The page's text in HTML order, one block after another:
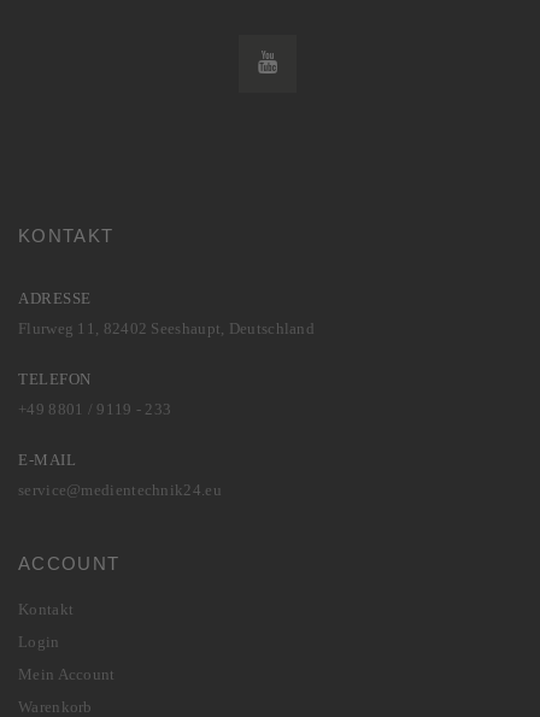
KONTAKT
ADRESSE
Flurweg 11, 82402 Seeshaupt, Deutschland
TELEFON
+49 8801 / 9119 - 233
E-MAIL
service@medientechnik24.eu
ACCOUNT
Kontakt
Login
Mein Account
Warenkorb